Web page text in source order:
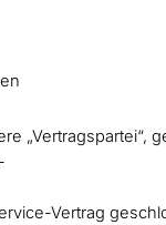
„Vertragspartei“,
Vertrag